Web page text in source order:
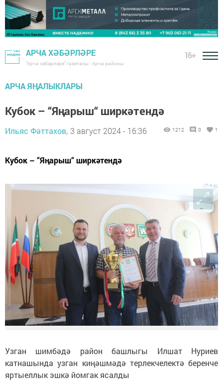
АРЧА ХӘБӘРЛӘРЕ
"Арча хәбәрләре" газетасы - Арча районы
16+
АРЧА ЯҢАЛЫКЛАРЫ
Кубок – “Яңарыш“ ширкәтендә
Ильяс Фәттахов, 3 август 2024 - 16:36 1212 0 1
Кубок – “Яңарыш“ ширкәтендә
Узган шимбәдә район башлыгы Илшат Нуриев
катнашында узган киңәшмәдә терлекчелектә беренче
яртыеллык эшкә йомгак ясалды